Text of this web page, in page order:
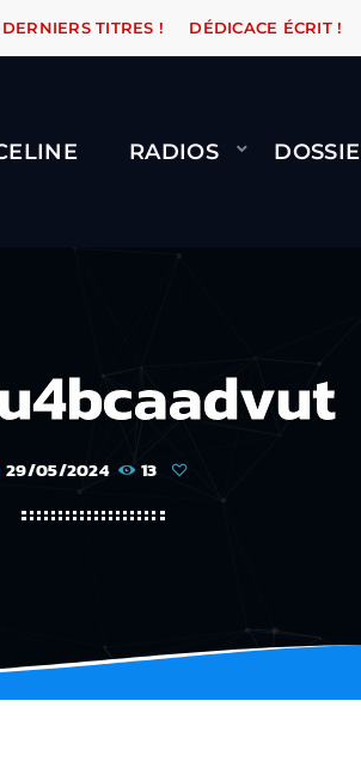
WARÉTRO ORANGE ROAD QUI
DERNIERS TITRES ! DÉDICACE ÉCRIT !
RADIOS
29/05/2024 13